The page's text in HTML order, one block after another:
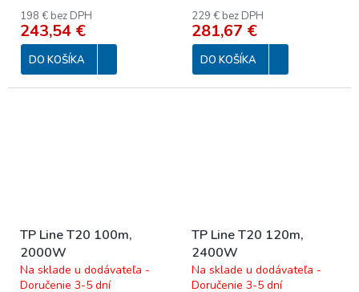
198 € bez DPH
243,54 €
DO KOŠÍKA
229 € bez DPH
281,67 €
DO KOŠÍKA
TP Line T20 100m,
2000W
Na sklade u dodávateľa -
Doručenie 3-5 dní
TP Line T20 120m,
2400W
Na sklade u dodávateľa -
Doručenie 3-5 dní